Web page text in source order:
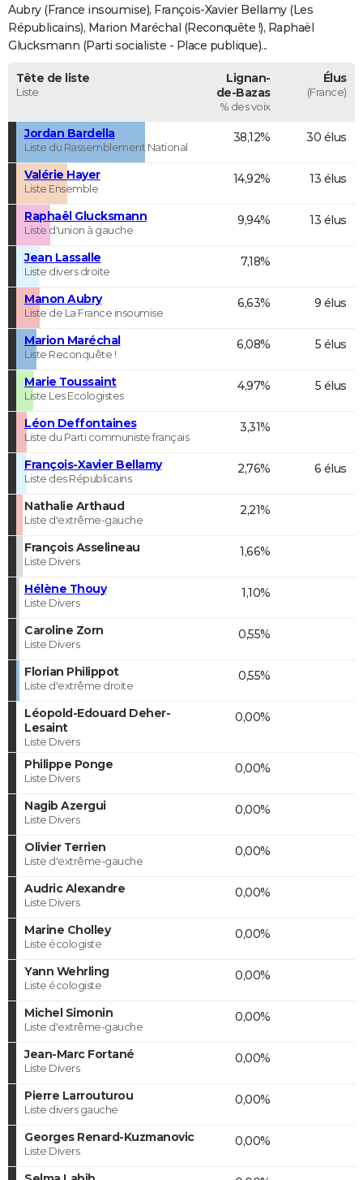
FORUM
Bricolage
Lifestyle
Culture
SportAuto
Television
Voyage
Cinema
Aubry (France insoumise), François-Xavier Bellamy (Les
Républicains), Marion Maréchal (Reconquête !), Raphaël
Glucksmann (Parti socialiste - Place publique)...
Tête de liste
Liste
Lignan-
de-Bazas
% des voix
Élus
(France)
Jordan Bardella
Liste du Rassemblement National
38,12% 30 élus
Valérie Hayer
Liste Ensemble
14,92% 13 élus
Raphaël Glucksmann
Liste d'union à gauche
9,94% 13 élus
Jean Lassalle
Liste divers droite
7,18%
Manon Aubry
Liste de La France insoumise
6,63% 9 élus
Marion Maréchal
Liste Reconquête !
6,08% 5 élus
Marie Toussaint
Liste Les Ecologistes
4,97% 5 élus
Léon Deffontaines
Liste du Parti communiste français
3,31%
François-Xavier Bellamy
Liste des Républicains
2,76% 6 élus
Nathalie Arthaud
Liste d'extrême-gauche
2,21%
François Asselineau
Liste Divers
1,66%
Hélène Thouy
Liste Divers
1,10%
Caroline Zorn
Liste Divers
0,55%
Florian Philippot
Liste d'extrême droite
0,55%
Léopold-Edouard Deher-
Lesaint
Liste Divers
0,00%
Philippe Ponge
Liste Divers
0,00%
Nagib Azergui
Liste Divers
0,00%
Olivier Terrien
Liste d'extrême-gauche
0,00%
Audric Alexandre
Liste Divers
0,00%
Marine Cholley
Liste écologiste
0,00%
Yann Wehrling
Liste écologiste
0,00%
Michel Simonin
Liste d'extrême-gauche
0,00%
Jean-Marc Fortané
Liste Divers
0,00%
Pierre Larrouturou
Liste divers gauche
0,00%
Georges Renard-Kuzmanovic
Liste Divers
0,00%